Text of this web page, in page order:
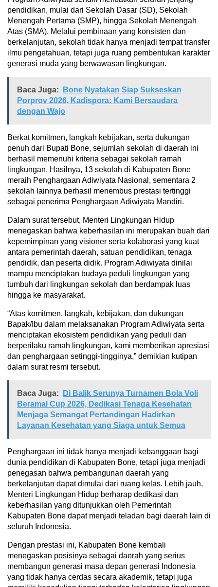
pendidikan, mulai dari Sekolah Dasar (SD), Sekolah
Menengah Pertama (SMP), hingga Sekolah Menengah
Atas (SMA). Melalui pembinaan yang konsisten dan
berkelanjutan, sekolah tidak hanya menjadi tempat transfer
ilmu pengetahuan, tetapi juga ruang pembentukan karakter
generasi muda yang berwawasan lingkungan.
Baca Juga:
Bone Nyatakan Siap Sukseskan
Porprov 2026, Kadispora: Kami Bersaudara
dengan Wajo
Berkat komitmen, langkah kebijakan, serta dukungan
penuh dari Bupati Bone, sejumlah sekolah di daerah ini
berhasil memenuhi kriteria sebagai sekolah ramah
lingkungan. Hasilnya, 13 sekolah di Kabupaten Bone
meraih Penghargaan Adiwiyata Nasional, sementara 2
sekolah lainnya berhasil menembus prestasi tertinggi
sebagai penerima Penghargaan Adiwiyata Mandiri.
Dalam surat tersebut, Menteri Lingkungan Hidup
menegaskan bahwa keberhasilan ini merupakan buah dari
kepemimpinan yang visioner serta kolaborasi yang kuat
antara pemerintah daerah, satuan pendidikan, tenaga
pendidik, dan peserta didik. Program Adiwiyata dinilai
mampu menciptakan budaya peduli lingkungan yang
tumbuh dari lingkungan sekolah dan berdampak luas
hingga ke masyarakat.
“Atas komitmen, langkah, kebijakan, dan dukungan
Bapak/Ibu dalam melaksanakan Program Adiwiyata serta
menciptakan ekosistem pendidikan yang peduli dan
berperilaku ramah lingkungan, kami memberikan apresiasi
dan penghargaan setinggi-tingginya,” demikian kutipan
dalam surat resmi tersebut.
Baca Juga:
Di Balik Serunya Turnamen Bola Voli
Beramal Cup 2026, Dedikasi Tenaga Kesehatan
Menjaga Semangat Pertandingan Hadirkan
Layanan Kesehatan yang Siaga untuk Semua
Penghargaan ini tidak hanya menjadi kebanggaan bagi
dunia pendidikan di Kabupaten Bone, tetapi juga menjadi
penegasan bahwa pembangunan daerah yang
berkelanjutan dapat dimulai dari ruang kelas. Lebih jauh,
Menteri Lingkungan Hidup berharap dedikasi dan
keberhasilan yang ditunjukkan oleh Pemerintah
Kabupaten Bone dapat menjadi teladan bagi daerah lain di
seluruh Indonesia.
Dengan prestasi ini, Kabupaten Bone kembali
menegaskan posisinya sebagai daerah yang serius
membangun generasi masa depan generasi Indonesia
yang tidak hanya cerdas secara akademik, tetapi juga